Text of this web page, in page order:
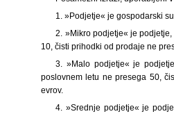
1. »Podjetje« je gospodarski
2. »Mikro podjetje« je
10, čisti prihodki od prodaje ne
3. »Malo podjetje« je
poslovnem letu ne presega 50,
evrov.
4. »Srednje podjetje« je